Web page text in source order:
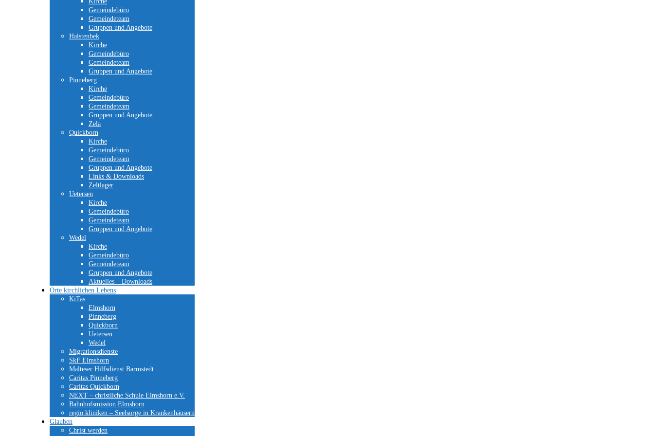
Gemeindebüro
Gemeindeteam
Gruppen und Angebote
Halstenbek
Kirche
Gemeindebüro
Gemeindeteam
Gruppen und Angebote
Pinneberg
Kirche
Gemeindebüro
Gemeindeteam
Gruppen und Angebote
Zela
Quickborn
Kirche
Gemeindebüro
Gemeindeteam
Gruppen und Angebote
Links & Downloads
Zeltlager
Uetersen
Kirche
Gemeindebüro
Gemeindeteam
Gruppen und Angebote
Wedel
Kirche
Gemeindebüro
Gemeindeteam
Gruppen und Angebote
Aktuelles – Downloads
Orte kirchlichen Lebens
KiTas
Elmshorn
Pinneberg
Quickborn
Uetersen
Wedel
Migrationsdienste
SkF Elmshorn
Malteser Hilfsdienst Barmstedt
Caritas Pinneberg
Caritas Quickborn
NEXT – christliche Schule Elmshorn e.V.
Bahnhofsmission Elmshorn
regio.kliniken – Seelsorge in Krankenhäusern
Glauben
Christ werden